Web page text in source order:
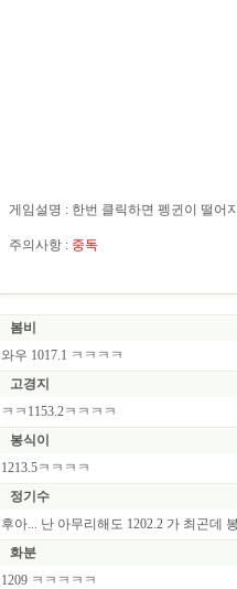
게임설명 : 한번 클릭하면 펭귄이 떨어
주의사항 : 중독
봄비
와우 1017.1 ㅋㅋㅋㅋ
고경지
ㅋㅋ1153.2ㅋㅋㅋㅋ
봉식이
1213.5ㅋㅋㅋㅋ
정기수
후아... 난 아무리해도 1202.2 가 최곤데
화분
1209 ㅋㅋㅋㅋㅋ